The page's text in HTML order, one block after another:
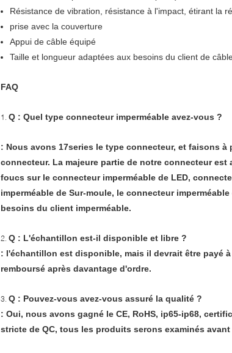
Résistance de vibration, résistance à l'impact, étirant la
prise avec la couverture
Appui de câble équipé
Taille et longueur adaptées aux besoins du client de
FAQ
1. Q : Quel type connecteur imperméable avez-vous ?
: Nous avons 17series le type connecteur, et faisons
connecteur. La majeure partie de notre connecteur
foucs sur le connecteur imperméable de LED,
imperméable de Sur-moule, le connecteur
besoins du client imperméable.
2. Q : L'échantillon est-il disponible et libre ?
: l'échantillon est disponible, mais il devrait être payé
remboursé après davantage d'ordre.
3. Q : Pouvez-vous avez-vous assuré la qualité ?
: Oui, nous avons gagné le CE, RoHS, ip65-ip68,
stricte de QC, tous les produits serons examinés